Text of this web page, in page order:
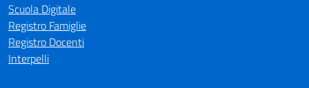
Scuola Digitale
Registro Famiglie
Registro Docenti
Interpelli